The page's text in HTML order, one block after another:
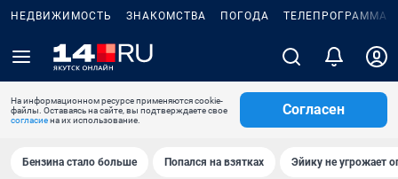
НЕДВИЖИМОСТЬ ЗНАКОМСТВА ПОГОДА ТЕЛЕПРОГРАММА
На информационном ресурсе применяются cookie-
файлы. Оставаясь на сайте, вы подтверждаете свое
согласиена их использование.
Согласен
Бензина стало больше Попался на взятках Эйику не угрожает